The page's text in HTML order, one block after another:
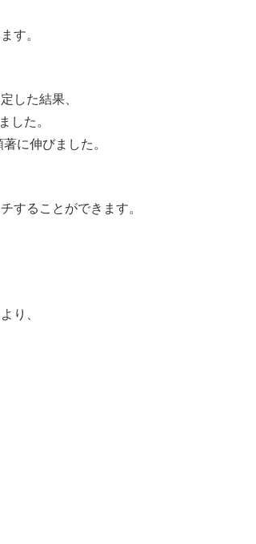
す。
した結果、
した。
に伸びました。
することができます。
り、